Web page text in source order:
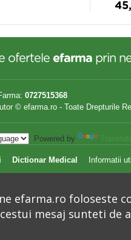
ofertele efarma prin
0727515368
© efarma.ro - Toate Drepturile
Powered by
Dictionar Medical Informatii
efarma.ro foloseste
mesaj sunteti de